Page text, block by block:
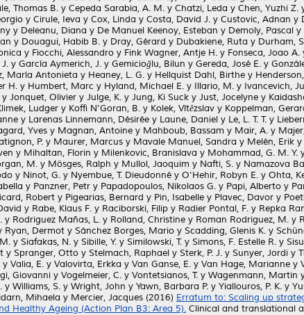
Thomas B. y Cepeda Sarabia, A. M. y Chatzi, Leda y Chen, Yuzhi Z.
y Cirule, Ieva y Cox, Linda y Costa, David J. y Custovic, Adnan y
y Deleanu, Diana y De Manuel Keenoy, Esteban y Demoly, Pascal y
y Douagui, Habib B. y Dray, Gérard y Dubakiene, Ruta y Durham,
y Fiocchi, Alessandro y Fink Wagner, Antje H. y Fonseca, Joao A.
y García Aymerich, J. y Gemicioğlu, Bilun y Gereda, José E. y
María Antonieta y Heaney, L. G. y Hellquist Dahl, Birthe y
H. y Humbert, Marc y Hyland, Michael E. y Illario, M. y Ivancevich,
y Jonquet, Olivier y Julge, K. y Jung, Ki Suck y Just, Jocelyne y
Ludger y Koffi N'Goran, B. y Kolek, Vítězslav y Koppelman,
y Larenas Linnemann, Désirée y Laune, Daniel y Le, L. T. T. y
Yves y Magnan, Antoine y Mahboub, Bassam y Mair, A. y
P. y Maurer, Marcus y Mavale Manuel, Sandra y Melén, Erik y
y Mihaltan, Florin y Milenkovic, Branislava y Mohammad, G. M. Y.
M. y Mösges, Ralph y Mullol, Jaoquim y Nafti, S. y Namazova
y Ninot, G. y Nyembue, T. Dieudonné y O'Hehir, Robyn E. y Ohta,
y Panzner, Petr y Papadopoulos, Nikolaos G. y Papi, Alberto y
Robert y Pigearias, Bernard y Pin, Isabelle y Plavec, Davor y
y Rabe, Klaus F. y Raciborski, Filip y Radier Pontal, F. y Repka
y Rodriguez Mañas, L. y Rolland, Christine y Roman Rodriguez, M. y
Ryan, Dermot y Sánchez Borges, Mario y Scadding, Glenis K. y
y Siafakas, N. y Sibille, Y. y Similowski, T. y Simons, F. Estelle R. y
y Spranger, Otto y Stelmach, Raphael y Sterk, P. J. y Sunyer, Jordi y
y Valia, E. y Valovirta, Erkka y Van Ganse, E. y Van Hage, Marianne y
Giovanni y Vogelmeier, C. y Vontetsianos, T. y Wagenmann, Martin
y Williams, S. y Wright, John y Yawn, Barbara P. y Yiallouros, P. K. y
Mihaela y Mercier, Jacques (2016) Erratum to: Scaling up
Healthy Ageing (Action Plan B3: Area 5). Clinical and translational